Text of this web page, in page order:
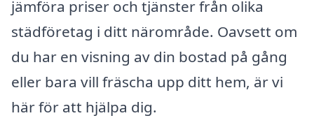
jämföra priser och tjänster från olika
städföretag i ditt närområde. Oavsett om
du har en visning av din bostad på gång
eller bara vill fräscha upp ditt hem, är vi
här för att hjälpa dig.